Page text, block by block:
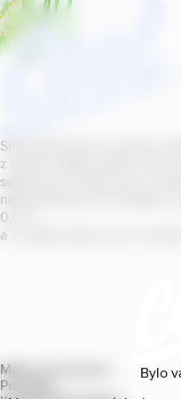
Bylo
Smícháním piva s ovocnou
z našich sládků
segmentu na bázi piva v
naše portfolio Cool skládá z
0
a z nealko řady Cool+ s
Mapa provozoven
Produkty